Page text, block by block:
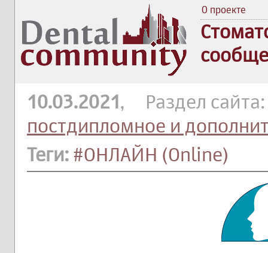
О проекте
10.03.2021, Раздел
постдипломное и
Теги: #ОНЛАЙН (Online)